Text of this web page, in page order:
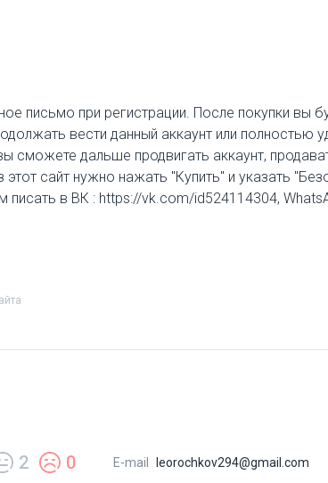
письмо при регистрации. После покупки вы
вести данный аккаунт или полностью
дальше продвигать аккаунт,
сайт нужно нажать "Купить" и указать
в ВК : https://vk.com/id524114304,
2 0 E-mail
leorochkov294@gmail.com